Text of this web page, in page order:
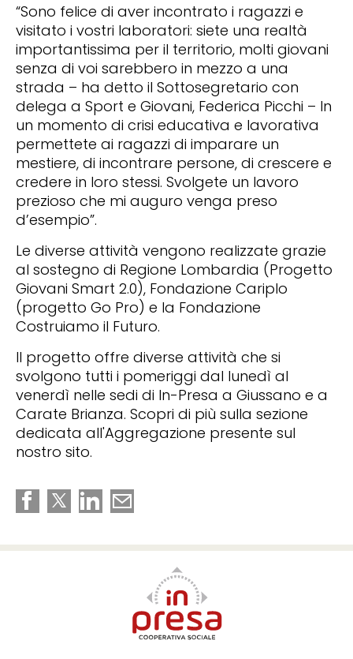
“Sono felice di aver incontrato i ragazzi e
visitato i vostri laboratori: siete una realtà
importantissima per il territorio, molti giovani
senza di voi sarebbero in mezzo a una
strada – ha detto il Sottosegretario con
delega a Sport e Giovani, Federica Picchi – In
un momento di crisi educativa e lavorativa
permettete ai ragazzi di imparare un
mestiere, di incontrare persone, di crescere e
credere in loro stessi. Svolgete un lavoro
prezioso che mi auguro venga preso
d’esempio”.
Le diverse attività vengono realizzate grazie
al sostegno di Regione Lombardia (Progetto
Giovani Smart 2.0), Fondazione Cariplo
(progetto Go Pro) e la Fondazione
Costruiamo il Futuro.
Il progetto offre diverse attività che si
svolgono tutti i pomeriggi dal lunedì al
venerdì nelle sedi di In-Presa a Giussano e a
Carate Brianza. Scopri di più sulla sezione
dedicata all'Aggregazione presente sul
nostro sito.